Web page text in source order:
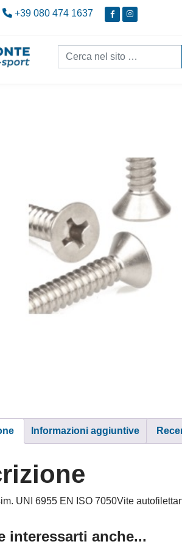
+39 080 474 1637
Cerca nel sito...
Informazioni aggiuntive
UNI 6955 EN ISO 7050Vite
interessarti anche...